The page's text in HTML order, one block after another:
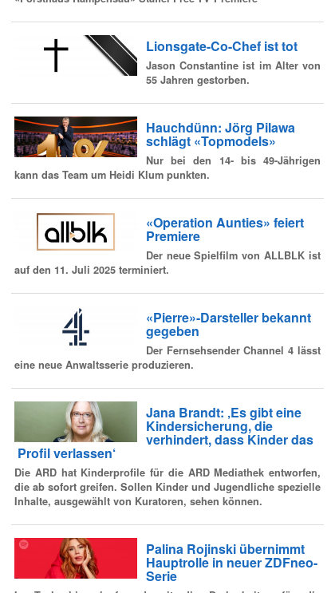
Lionsgate-Co-Chef ist tot
Jason Constantine ist im Alter von
55 Jahren gestorben.
Hauchdünn: Jörg Pilawa
schlägt «Topmodels»
Nur bei den 14- bis 49-Jährigen
kann das Team um Heidi Klum punkten.
«Operation Aunties» feiert
Premiere
Der neue Spielfilm von ALLBLK ist
auf den 11. Juli 2025 terminiert.
«Pierre»-Darsteller bekannt
gegeben
Der Fernsehsender Channel 4 lässt
eine neue Anwaltsserie produzieren.
Jana Brandt: ‚Es gibt eine
Kindersicherung, die
verhindert, dass Kinder das
Profil verlassen‘
Die ARD hat Kinderprofile für die ARD Mediathek entworfen,
die ab sofort greifen. Sollen Kinder und Jugendliche spezielle
Inhalte, ausgewählt von Kuratoren, sehen können.
Palina Rojinski übernimmt
Hauptrolle in neuer ZDFneo-
Serie